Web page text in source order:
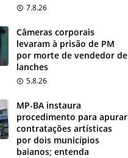
7.8.26
Câmeras corporais
levaram à prisão de PM
por morte de vendedor de
lanches
5.8.26
MP-BA instaura
procedimento para apurar
contratações artísticas
por dois municípios
baianos; entenda